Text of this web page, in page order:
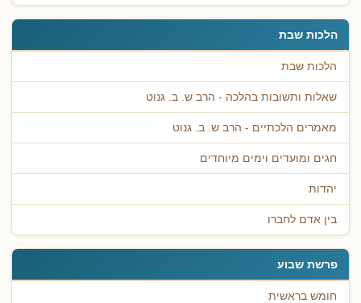
הלכות שבת
הלכות שבת
שאלות ותשובות בהלכה - הרב ש. ב. גנוט
מאמרים הלכתיים - הרב ש. ב. גנוט
חגים ומועדים וימים מיוחדים
יהדות
בין אדם לחברו
פרשת שבוע
חומש בראשית